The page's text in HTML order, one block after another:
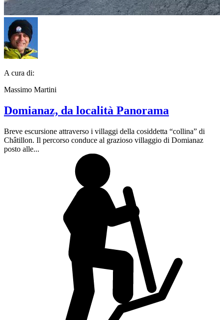
A cura di:
Massimo Martini
Domianaz, da località Panorama
Breve escursione attraverso i villaggi della cosiddetta “collina” di
Châtillon. Il percorso conduce al grazioso villaggio di Domianaz
posto alle...